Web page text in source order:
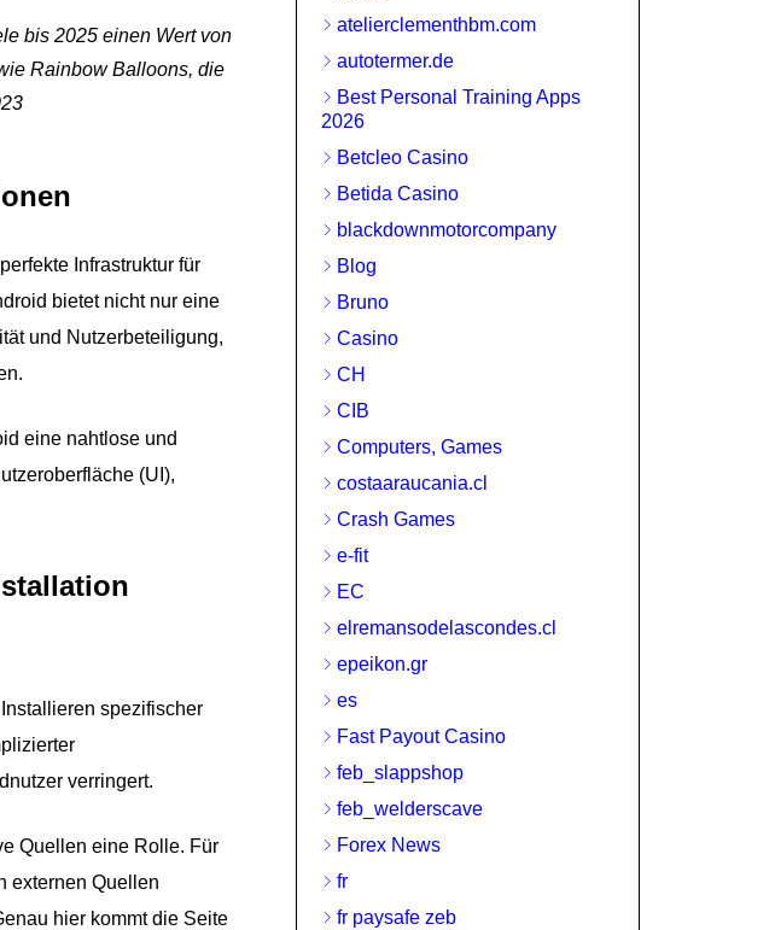
bis 2025 einen Wert von
Rainbow Balloons, die
Infrastruktur für
bietet nicht nur eine
und Nutzerbeteiligung,
eine nahtlose und
(UI),
spezifischer
verringert.
Quellen eine Rolle. Für
externen Quellen
hier kommt die Seite
atelierclementhbm.com
autotermer.de
Best Personal Training Apps
2026
Betcleo Casino
Betida Casino
blackdownmotorcompany
Blog
Bruno
Casino
CH
CIB
Computers, Games
costaaraucania.cl
Crash Games
e-fit
EC
elremansodelascondes.cl
epeikon.gr
es
Fast Payout Casino
feb_slappshop
feb_welderscave
Forex News
fr
fr paysafe zeb